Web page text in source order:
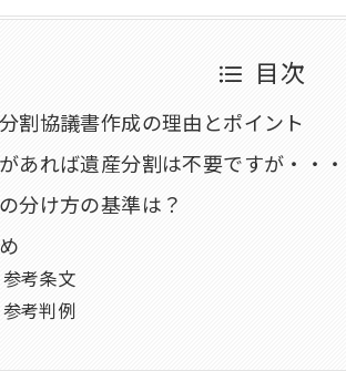
目次
割協議書作成の理由とポイント
あれば遺産分割は不要ですが・・・
分け方の基準は？
参考条文
参考判例